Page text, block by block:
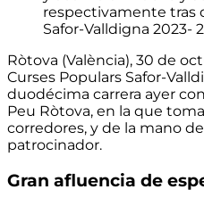
respectivamente tras
Safor-Valldigna 2023-
Ròtova (València), 30 de
Curses Populars Safor-
duodécima carrera ayer con
Peu Ròtova, en la que
corredores, y de la mano de
patrocinador.
Gran afluencia de